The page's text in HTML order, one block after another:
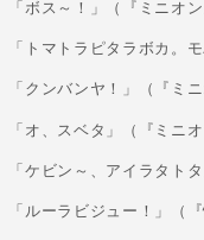
「ボス～！」（『ミニオン
「トマトラピタラボカ。
「クンバンヤ！」（『ミニ
「オ、スベタ」（『ミニオ
「ケビン～、アイラタト
「ルーラビジュー！」（